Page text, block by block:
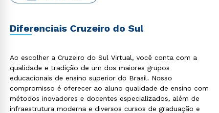
Diferenciais Cruzeiro do Sul
Ao escolher a Cruzeiro do Sul Virtual, você conta com a
qualidade e tradição de um dos maiores grupos
educacionais de ensino superior do Brasil. Nosso
compromisso é oferecer ao aluno qualidade de ensino com
métodos inovadores e docentes especializados, além de
infraestrutura moderna e diversos cursos de graduação e
Rápido e fácil
WhatsApp
ou